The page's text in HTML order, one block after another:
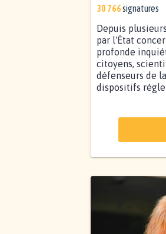
30 766signatures
Depuis
par l'État
profonde
citoyens,
défenseurs de
dispositifs